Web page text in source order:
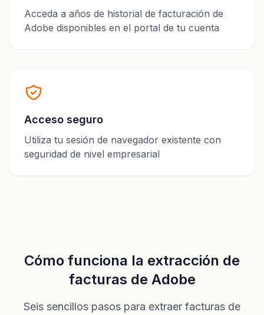
Acceda a años de historial de facturación de
Adobe disponibles en el portal de tu cuenta
Acceso seguro
Utiliza tu sesión de navegador existente con
seguridad de nivel empresarial
Cómo funciona la extracción de
facturas de Adobe
Seis sencillos pasos para extraer facturas de